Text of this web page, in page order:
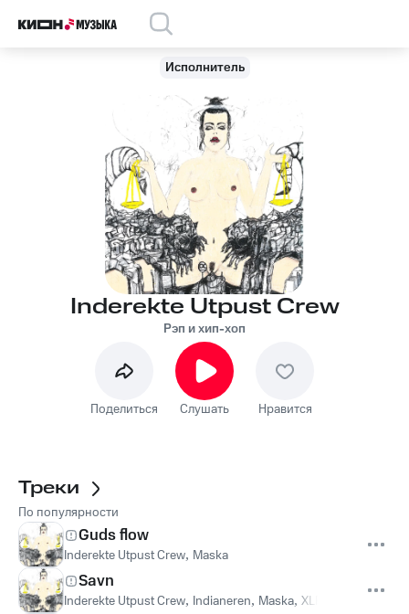
Исполнитель
Inderekte Utpust Crew
Рэп и хип-хоп
Поделиться Слушать Нравится
Треки
По популярности
Guds flow
Inderekte Utpust Crew, Maska
Savn
Inderekte Utpust Crew, Indianeren, Maska, XLR Steier